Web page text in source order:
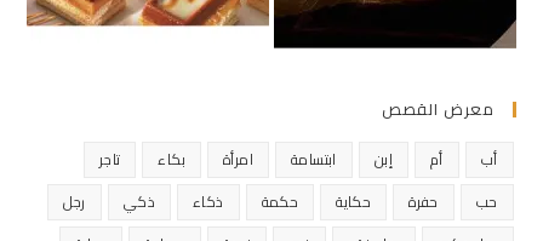
معرض القصص
أب أم إبن ابتسامة امرأة بكاء
تاجر
حب
حفرة حكاية حكمة ذكاء ذكي
رجل